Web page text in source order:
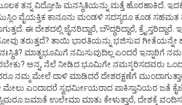
ತನ್ನ ವಿದ್ರೋಹಿ ಮನಸ್ಥಿತಿಯನ್ನು ಮತ್ತೆ ಹೊರಹಾಕಿದೆ.
ವೈಯಕ್ತಿಕ ಕಾನೂನು ಮಂಡಳಿ ಸದಸ್ಯರೂ ಕೂಡ ಸಹಮತ
ಈ ದೇಶದಲ್ಲಿ ಜೈನರಿದ್ದಾರೆ, ಬೌದ್ಧರಿದ್ದಾರೆ,
ತರುತ್ತದೆ? ತಾಯಿ ಭಾರತಿಯನ್ನು ಭಜಿಸುವ ಗೀತೆಯನ್ನೇ
ಮಾತೃಭೂಮಿಗೆ ನಮಿಸುವುದಿಲ್ಲ ಎಂದರೆ ಇನ್ನಾರಿಗೆ
ಅನ್ನ, ನೆಲೆ ನೀಡಿದ ಭೂಮಿಗೇ ನಮಸ್ಕರಿಸದವರು
ನಮ್ಮ ಮೇಲೆ ದಾಳಿ ಮಾಡಿದರೆ ದೇಶರಕ್ಷಣೆಗೆ
ಮೇಲು ಎಂದಾದರೆ ಸ್ವಧರ್ಮೀಯರಾದ ಪಾಕಿಸ್ತಾನಿಯರ ಜತೆ
ಜಮಾತೆ ಉಲೇಮಾ ಮಾತು ಕೇಳುತ್ತಾರೆ, ದೇಶಕ್ಕೆ